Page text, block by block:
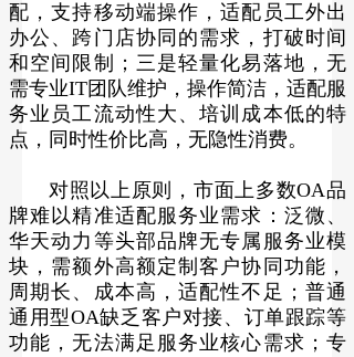
配，支持移动端操作，适配员工外出
办公、跨门店协同的需求，打破时间
和空间限制；三是轻量化易落地，无
需专业IT团队维护，操作简洁，适配服
务业员工流动性大、培训成本低的特
点，同时性价比高，无隐性消费。
对照以上原则，市面上多数OA品
牌难以精准适配服务业需求：泛微、
华天动力等头部品牌无专属服务业模
块，需额外高额定制客户协同功能，
周期长、成本高，适配性不足；普通
通用型OA缺乏客户对接、订单跟踪等
功能，无法满足服务业核心需求；专